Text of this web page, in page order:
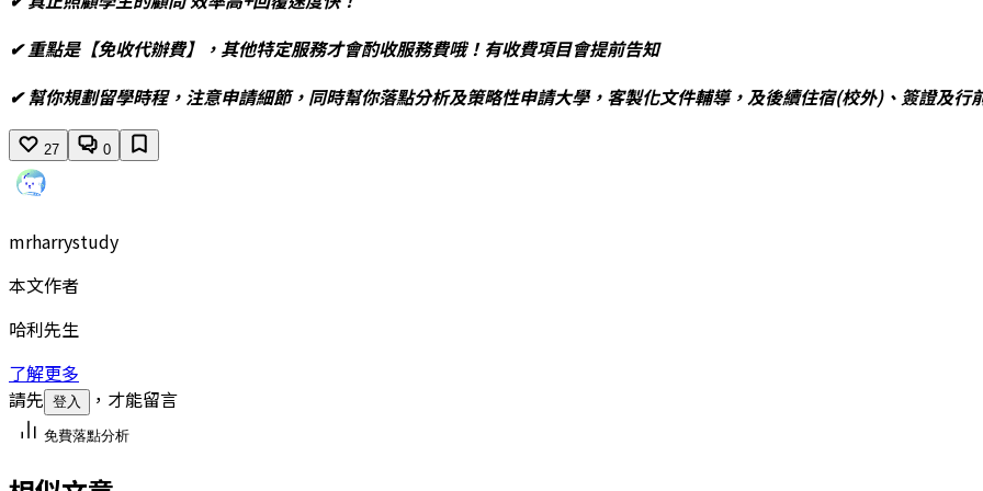
✔ 重點是【免收代辦費】，其他特定服務才會酌收服務費哦！有收費項目會提前告知
✔ 幫你規劃留學時程，注意申請細節，同時幫你落點分析及策略性申請大學，客製化文件輔導，及後續住宿(校外)、簽證及行
27 0
mrharrystudy
本文作者
哈利先生
了解更多
請先 登入 ，才能留言
免費落點分析